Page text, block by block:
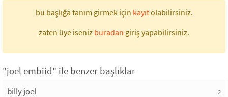
bu başlığa tanım girmek için kayıtolabilirsiniz.
zaten üye iseniz buradan giriş yapabilirsiniz.
"joel embiid" ile benzer başlıklar
billy joel 2